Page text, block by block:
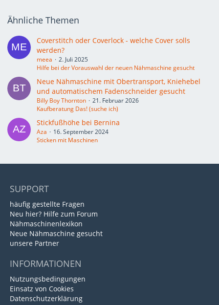
Ähnliche Themen
Coverstitch oder Coverlock - welche Cover solls
werden?
meea
2. Juli 2025
Hilfe bei der Vorauswahl der neuen Nähmaschine gesucht
Neue Nähmaschine mit Obertransport, Kniehebel
und automatischem Fadenschneider gesucht
Billy Boy Thornton
21. Februar 2026
Kaufberatung Das! (suche ich)
Stickfußhöhe bei Bernina
Aza
16. September 2024
Sticken mit Maschinen
SUPPORT
häufig gestellte Fragen
Neu hier? Hilfe zum Forum
Nähmaschinenlexikon
Neue Nähmaschine gesucht
unsere Partner
INFORMATIONEN
Nutzungsbedingungen
Einsatz von Cookies
Datenschutzerklärung